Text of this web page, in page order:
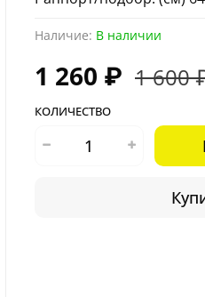
Наличие: В наличии
1 260 ₽ 1 600
КОЛИЧЕСТВО